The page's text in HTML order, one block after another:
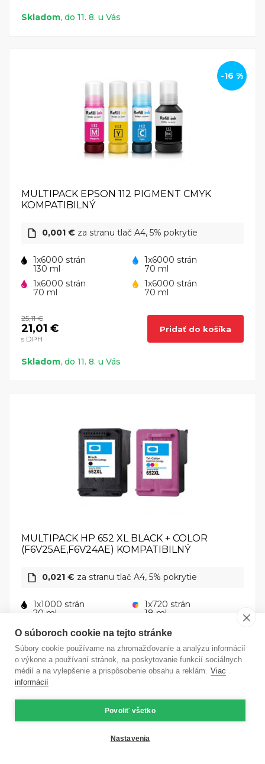
O súboroch cookie na tejto stránke
Súbory cookie používame na zhromažďovanie a analýzu informácií
o výkone a používaní stránok, na poskytovanie funkcií sociálnych
médií a na vylepšenie a prispôsobenie obsahu a reklám. Viac
informácií
Povoliť všetko
Nastavenia
Skladom, do 11. 8. u Vás
-16 %
MULTIPACK EPSON 112 PIGMENT CMYK
KOMPATIBILNÝ
0,001 € za stranu tlač A4, 5% pokrytie
1x6000 strán
130 ml
1x6000 strán
70 ml
1x6000 strán
70 ml
1x6000 strán
70 ml
25,11 €
21,01 €
s DPH
Pridať do košíka
Skladom, do 11. 8. u Vás
MULTIPACK HP 652 XL BLACK + COLOR
(F6V25AE,F6V24AE) KOMPATIBILNÝ
0,021 € za stranu tlač A4, 5% pokrytie
1x1000 strán
20 ml
1x720 strán
18 ml
35,77 €
s DPH
Pridať do košíka
Skladom